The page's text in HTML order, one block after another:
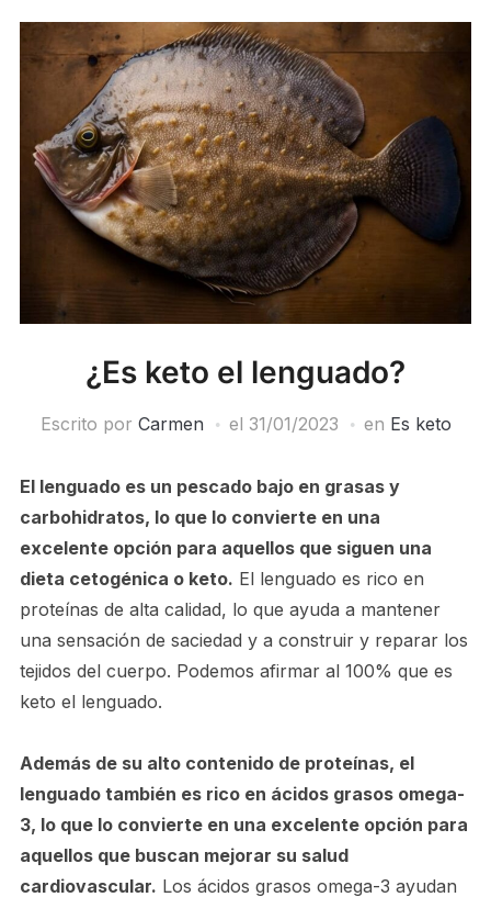
¿Es keto el lenguado?
Escrito por Carmen el 31/01/2023 en Es keto
El lenguado es un pescado bajo en grasas y
carbohidratos, lo que lo convierte en una
excelente opción para aquellos que siguen una
dieta cetogénica o keto. El lenguado es rico en
proteínas de alta calidad, lo que ayuda a mantener
una sensación de saciedad y a construir y reparar los
tejidos del cuerpo. Podemos afirmar al 100% que es
keto el lenguado.
Además de su alto contenido de proteínas, el
lenguado también es rico en ácidos grasos omega-
3, lo que lo convierte en una excelente opción para
aquellos que buscan mejorar su salud
cardiovascular. Los ácidos grasos omega-3 ayudan